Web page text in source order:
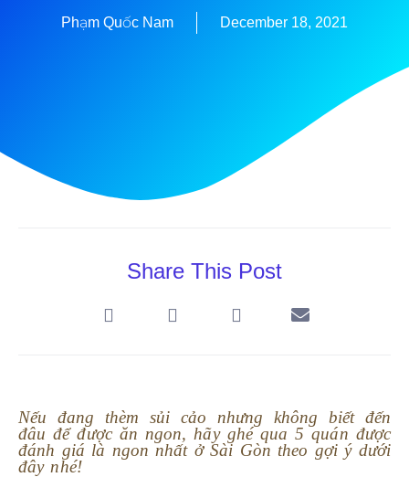
Phạm Quốc Nam December 18, 2021
Share This Post
Nếu đang thèm sủi cảo nhưng không biết đến
đâu để được ăn ngon, hãy ghé qua 5 quán được
đánh giá là ngon nhất ở Sài Gòn theo gợi ý dưới
đây nhé!